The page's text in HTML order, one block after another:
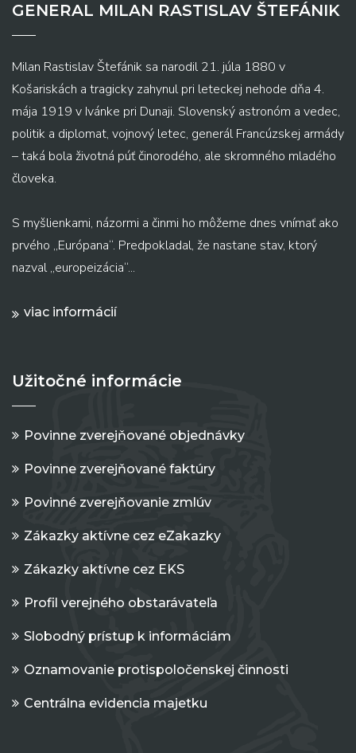
GENERAL MILAN RASTISLAV ŠTEFÁNIK
Milan Rastislav Štefánik sa narodil 21. júla 1880 v
Košariskách a tragicky zahynul pri leteckej nehode dňa 4.
mája 1919 v Ivánke pri Dunaji. Slovenský astronóm a vedec,
politik a diplomat, vojnový letec, generál Francúzskej armády
– taká bola životná púť činorodého, ale skromného mladého
človeka.
S myšlienkami, názormi a činmi ho môžeme dnes vnímať ako
prvého „Európana“. Predpokladal, že nastane stav, ktorý
nazval „europeizácia“...
viac informácií
Užitočné informácie
Povinne zverejňované objednávky
Povinne zverejňované faktúry
Povinné zverejňovanie zmlúv
Zákazky aktívne cez eZakazky
Zákazky aktívne cez EKS
Profil verejného obstarávateľa
Slobodný prístup k informáciám
Oznamovanie protispoločenskej činnosti
Centrálna evidencia majetku